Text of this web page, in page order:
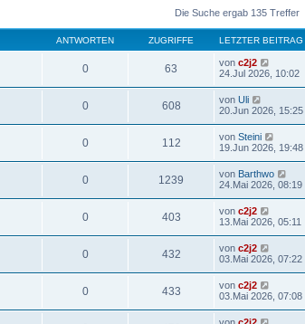
Die Suche ergab 135 Treffer
ANTWORTEN ZUGRIFFE LETZTER BEITRAG
0 63 von c2j2
24.Jul 2026, 10:02
0 608 von Uli
20.Jun 2026, 15:25
0 112 von Steini
19.Jun 2026, 19:48
0 1239 von Barthwo
24.Mai 2026, 08:19
0 403 von c2j2
13.Mai 2026, 05:11
0 432 von c2j2
03.Mai 2026, 07:22
0 433 von c2j2
03.Mai 2026, 07:08